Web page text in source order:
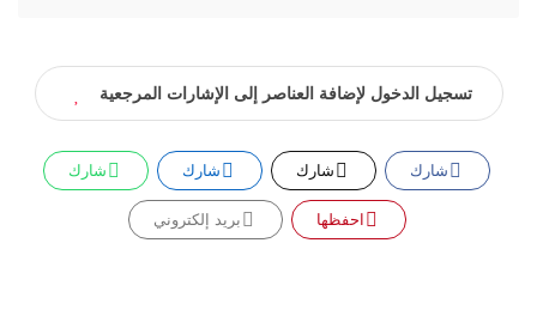
تسجيل الدخول لإضافة العناصر إلى الإشارات المرجعية
شارك شارك شارك شارك
احفظها بريد إلكتروني